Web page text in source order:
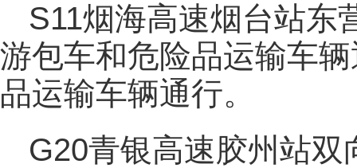
S11烟海高速烟台站东
游包车和危险品运输车
品运输车辆通行。
G20青银高速胶州站